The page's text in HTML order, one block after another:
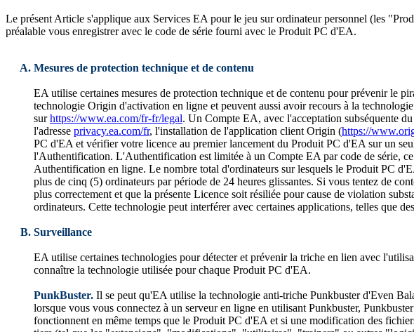
Le présent Article s'applique aux Services EA pour le jeu sur ordinateur personnel (les
préalable vous enregistrer avec le code de série fourni avec le Produit PC d'EA.
Mesures de protection technique et de contenu
EA utilise certaines mesures de protection technique et de contenu pour prévenir le
technologie Origin d'activation en ligne et peuvent aussi avoir recours à la
surhttps://www.ea.com/fr-fr/legal. Un Compte EA, avec l'acceptation subséquente
l'adresse privacy.ea.com/fr, l'installation de l'application client Origin (https://
PC d'EA et vérifier votre licence au premier lancement du Produit PC d'EA sur un
l'Authentification. L'Authentification est limitée à un Compte EA par code de série,
Authentification en ligne. Le nombre total d'ordinateurs sur lesquels le Produit PC
plus de cinq (5) ordinateurs par période de 24 heures glissantes. Si vous tentez de
plus correctement et que la présente Licence soit résiliée pour cause de violation
ordinateurs. Cette technologie peut interférer avec certaines applications, telles que
Surveillance
EA utilise certaines technologies pour détecter et prévenir la triche en lien avec
connaître la technologie utilisée pour chaque Produit PC d'EA.
PunkBuster. Il se peut qu'EA utilise la technologie anti-triche Punkbuster d'Even
lorsque vous vous connectez à un serveur en ligne en utilisant Punkbuster,
fonctionnent en même temps que le Produit PC d'EA et si une modification des